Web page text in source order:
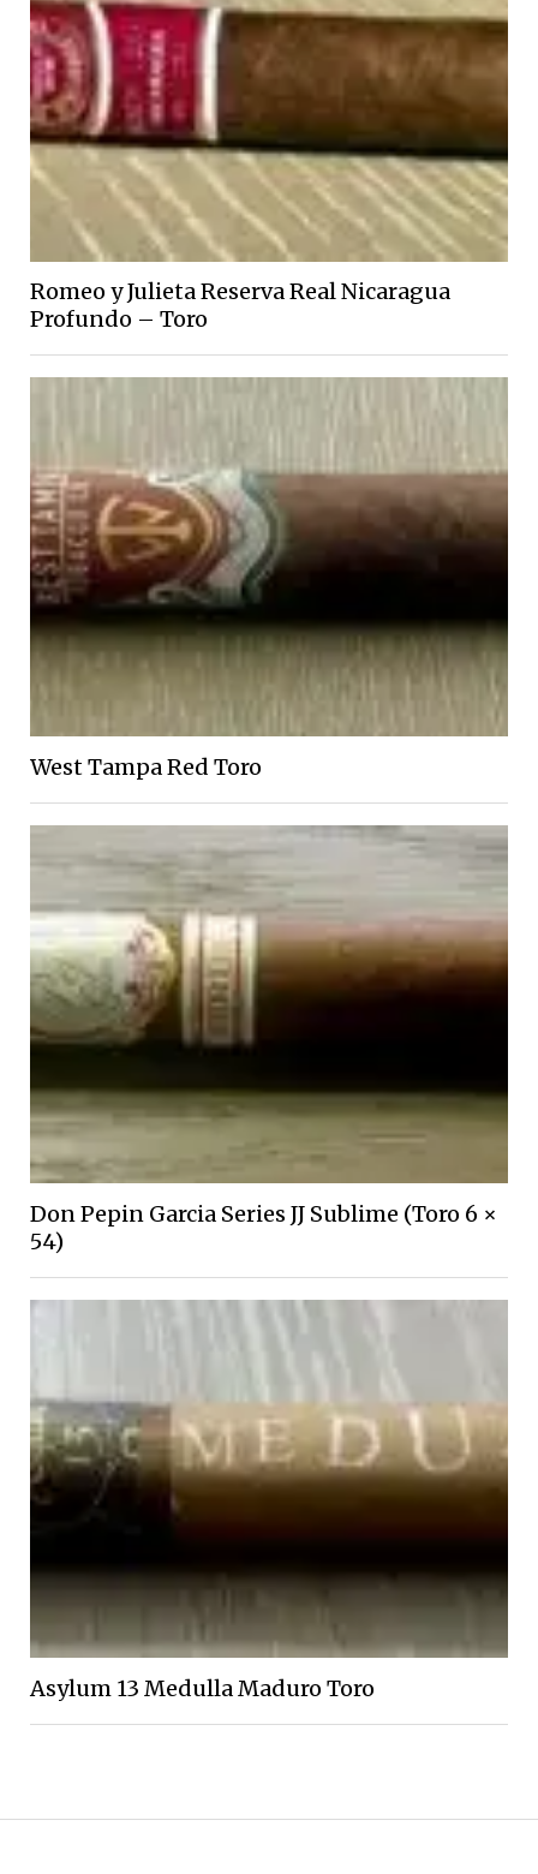
Romeo y Julieta Reserva Real Nicaragua
Profundo – Toro
West Tampa Red Toro
Don Pepin Garcia Series JJ Sublime (Toro 6 ×
54)
Asylum 13 Medulla Maduro Toro